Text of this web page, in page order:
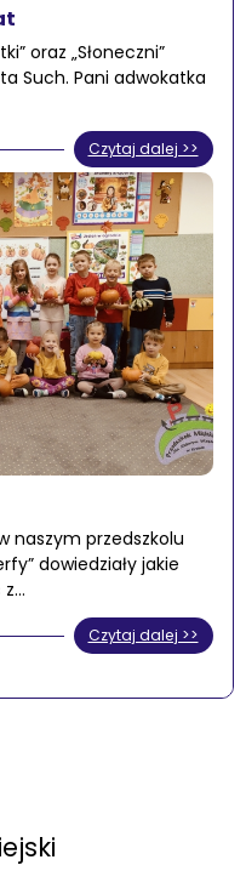
oraz „Słoneczni”
Such. Pani adwokatka
Czytaj dalej >>
naszym przedszkolu
dowiedziały jakie
Czytaj dalej >>